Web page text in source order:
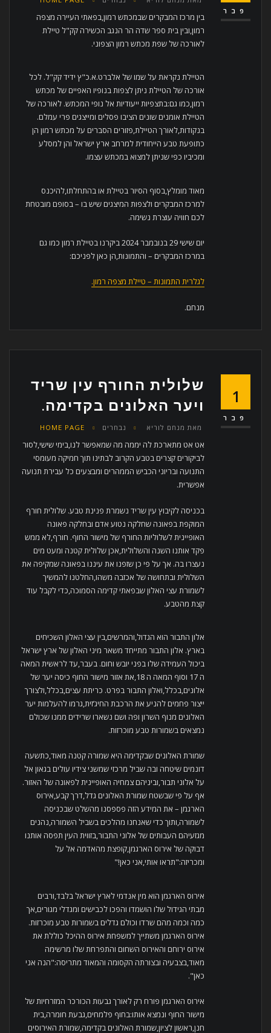
פבר
בין מרכז המבקרים שבמכתש רמון,בפאתי העיירה מצפה
רמון,ובין בית ספר שדה הר הנגב הכשירה קק"ל טיילת
לאורכה של שפת מכתש רמון הצפוני.
הטיילת נקראת על שמו של אלברט.א.כ"ץ ידיד קק"ל. לכל
אורכה של הטיילת ניתן לצפות בנופיו האפיים של מכתש
רמון,כמו גם:בתצפיות ייעודיות אל נופי המכתש. לאורכה של
הטיילת אומנים שונים הציבו פסלים ומייצגים פרי עמלם.
בנקודות,לאורך הטיילת,פזורים הסברים על מכתש רמון הן
כתופעת טבע הייחודית למרחב ארץ ישראל והן למסלע
ומכיביו כפי שניתן למצוא במכתש עצמו.
מאוד מומלץ,בסוף הסיור בטיילת או בהתחלתו,להיכנס
למרכז המבקרים ולצפות המיצגים שיש בו – בסופם מובטחת
לכם חוויה עוצרת נשימה.
יום שישי 29 בנובמבר 2024 ביקרנו בטיילת רמון כמו גם
במרכז המבקרים – והתמונות,הן כאן לפניכם:
לגלרית התמונות – טיילת מצפה רמון.
מנחם.
1
פבר
שלולית החורף עין שריד
ויער האלונים בקדימה.
מאת מנחם לוריא נבחרים HOME PAGE
אט אט מתארכת לה יממה מה שמאפשר לנו,בימי שישי,לסור
לביקורים קצרים בטבע הקרוב לבתינו תוך חמיקה מעומסי
התנועה ובריוני הכביש הממהרים ומבצעים כל עבירת תנועה
אפשרית.
בכניסה לקיבוץ עין שריד נשמרת פנינת טבע. שלולית חורף
המוקפת בפאונה שחלקה נטוע אדם ובחלקה פאונה
האופיינית לשלוליות החורף של מישור החוף. חורף,לא ממש
פקד אותנו השנה והשלולית,אכן שלולית קטנה ומעט מים
נעצרו בה. אך על פי כן שזפנו את עיננו בפאונה שמקיפה את
השלולית ובתחושה של אכזבה משהו,החלטנו להמשיך
לשמורת עצי האלון שבפאתי קדימה הסמוכה,כדי לקבל עוד
קצת מהטבע.
אלון התבור הוא הגדול,והמרשים,בין עצי האלון השכיחים
בארץ. אלון התבור מתייחד משאר מיני האלון של ארץ ישראל
ביכול העמידה שלו בפני יובש וחום. בעבר,עד לראשית המאה
ה 17 וסוף המאה ה 18,את אזור מישור החוף כיסה יער של
אלונים,בכלל,ואלון התבור בפרט. כריתת עצים,בכלל,ולצורך
ייצור פחמים להניע את הרכבת החיג’זית,גרמו להעלמות יער
האלונים מנוף השרון ופה ושם נשארו שרידים ממנו שכולם
נמצאים בשמורות טבע מוכרזות.
שמורת האלונים שבקדימה היא שמורה קטנה מאוד,כתשעה
דונמים שיטחה ובה שביל מרכזי שמשני צידיו עולים בגאון אל
על אלוני תבור,וביניהם צמחיה האופיינית לפאונה של האזור.
אף על פי שבשטח שמורת האלונים גדל,דרך קבע,אירוס
הארגמן – את המידע הזה פספסנו מהשלט שבכניסה
לשמורה,ותוך כדי שאנחנו מהלכים בשביל השמורה,נהנים
מגזעיהם העבותים של אלוני התבור,בזווית העין תפסה אותנו
דבוקה של אירוס הארגמן,קופצת מהאדמה אל על
ומכריזה:"תראו אותי,אני כאן!"
אירוס הארגמן הוא מין אנדמי לארץ ישראל בלבד,ורבים
מבתי הגידול שלו הושמדו והפכו לכבישים ומגדלי מגורים,אך
כמה וכמה מהם שרדו וכולם גדלים בשמורות טבע מוכרזות.
אירוס הארגמן משתייך למשפחת אירוס ההיכל כוללת את
אירוס ירוחם והאירוס השחום והתפרחת שלו מרשימה
מאוד,בצבעיה ובצורתה הקסומה והמאוד מתריסה:"הנה אני
כאן".
אירוס הארגמן פורח רק לאורך גבעות הכורכר המזרחיות של
מישור החוף ונמצא אותו:בחוף פלמחים,גבעת חומרה,בית
חנן,ראשון לציון,שמורת האלונים בקדימה,שמורת האירוסים